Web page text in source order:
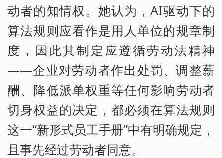
动者的知情权。她认为，AI驱动下的
算法规则应看作是用人单位的规章制
度，因此其制定应遵循劳动法精神
——企业对劳动者作出处罚、调整薪
酬、降低派单权重等任何影响劳动者
切身权益的决定，都必须在算法规则
这一“新形式员工手册”中有明确规定，
且事先经过劳动者同意。